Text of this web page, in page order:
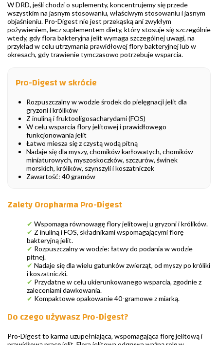
W DRD, jeśli chodzi o suplementy, koncentrujemy się przede
wszystkim na jasnym stosowaniu, właściwym stosowaniu i jasnym
objaśnieniu. Pro-Digest nie jest przekąską ani zwykłym
pożywieniem, lecz suplementem diety, który stosuje się szczególnie
wtedy, gdy flora bakteryjna jelit wymaga szczególnej uwagi, na
przykład w celu utrzymania prawidłowej flory bakteryjnej lub w
okresach, gdy trawienie tymczasowo potrzebuje wsparcia.
Pro-Digest w skrócie
Rozpuszczalny w wodzie środek do pielęgnacji jelit dla
gryzoni i królików
Z inuliną i fruktooligosacharydami (FOS)
W celu wsparcia flory jelitowej i prawidłowego
funkcjonowania jelit
Łatwo miesza się z czystą wodą pitną
Nadaje się dla myszy, chomików karłowatych, chomików
miniaturowych, myszoskoczków, szczurów, świnek
morskich, królików, szynszyli i koszatniczek
Zawartość: 40 gramów
Zalety Oropharma Pro-Digest
✔ Wspomaga równowagę flory jelitowej u gryzoni i królików.
✔ Z inuliną i FOS, składnikami wspomagającymi florę
bakteryjną jelit.
✔ Rozpuszczalny w wodzie: łatwy do podania w wodzie
pitnej.
✔ Nadaje się dla wielu gatunków zwierząt, od myszy po króliki
i koszatniczki.
✔ Przydatne w celu ukierunkowanego wsparcia, zgodnie z
zaleceniami dawkowania.
✔ Kompaktowe opakowanie 40-gramowe z miarką.
Do czego używasz Pro-Digest?
Pro-Digest to karma uzupełniająca, wspomagająca florę jelitową i